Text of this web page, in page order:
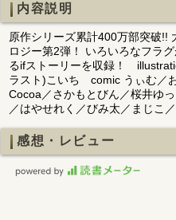
内容説明
原作シリーズ累計400万部突破!!
ロジー第2弾！ いろいろなフラ
るifストーリーを収録！
ラスト)こいち comic うぃむ／
Cocoa／さかもとびん／桜井ゆ
／はやせれく／びみ太／まじこ
感想・レビュー